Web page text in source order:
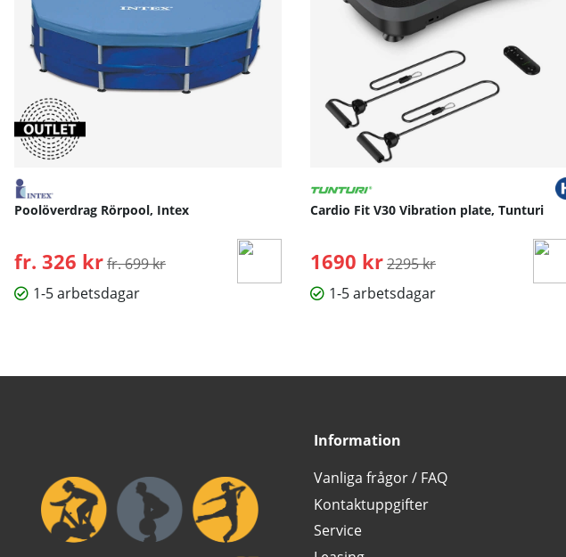
Poolöverdrag Rörpool, Intex
fr. 326 krOrdinarie pris:
fr. 699 kr
1-5 arbetsdagar
Cardio Fit V30 Vibration plate, Tunturi
1690 kr Ordinarie pris:
2295 kr
1-5 arbetsdagar
Information
Vanliga frågor / FAQ
Kontaktuppgifter
Service